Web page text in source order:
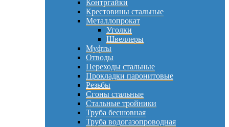
Контргайки
Крестовины стальные
Металлопрокат
Уголки
Швеллеры
Муфты
Отводы
Переходы стальные
Прокладки паронитовые
Резьбы
Сгоны стальные
Стальные тройники
Труба бесшовная
Труба водогазопроводная